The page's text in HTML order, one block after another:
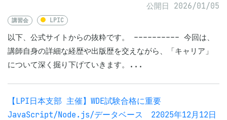
公開日 2026/01/05
講習会 LPIC
以下、公式サイトからの抜粋です。 ---------- 今回は、
講師自身の詳細な経歴や出版歴を交えながら、「キャリア」
について深く掘り下げていきます。...
【LPI日本支部 主催】WDE試験合格に重要
JavaScript/Node.js/データベース 22025年12月12日